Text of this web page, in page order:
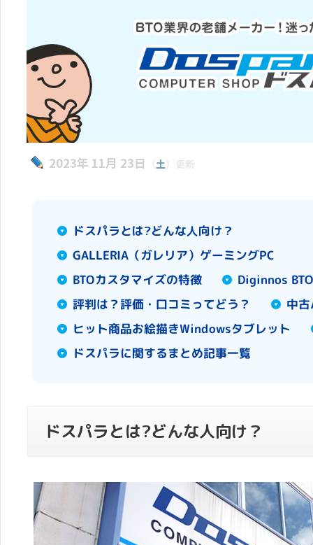
2023年 11月 23日 土
ドスパラとは?どんな人向け？
GALLERIA（ガレリア）ゲーミングPC
BTOカスタマイズの特徴 Diginnos
評判は？評価・口コミってどう？ 中
ヒット商品お絵描きWindowsタブレット
ドスパラに関するまとめ記事一覧
ドスパラとは?どんな人向け？